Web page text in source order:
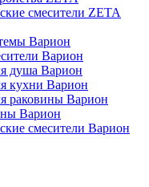
смесители ZETA
Варион
Варион
душа Варион
кухни Варион
раковины Варион
Варион
смесители Варион